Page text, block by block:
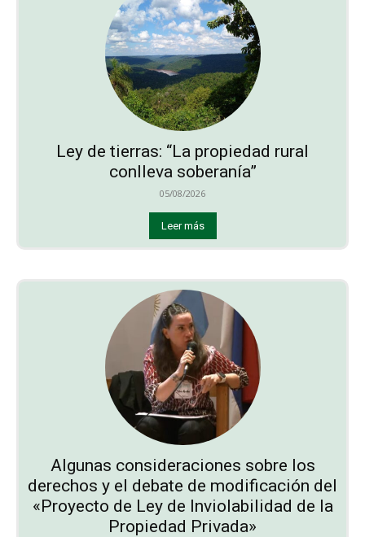
Ley de tierras: “La propiedad rural
conlleva soberanía”
05/08/2026
Leer más
Algunas consideraciones sobre los
derechos y el debate de modificación del
«Proyecto de Ley de Inviolabilidad de la
Propiedad Privada»